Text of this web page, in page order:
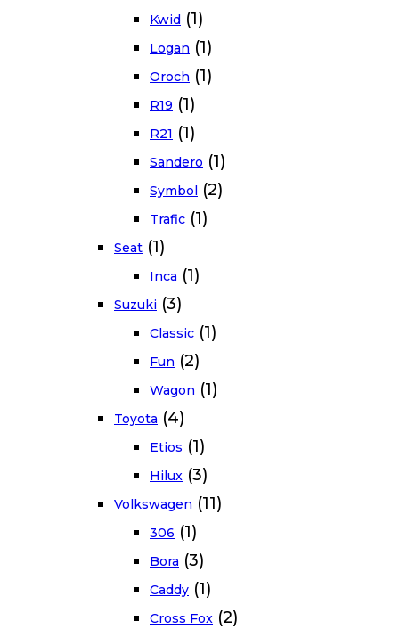
Kwid (1)
Logan (1)
Oroch (1)
R19 (1)
R21 (1)
Sandero (1)
Symbol (2)
Trafic (1)
Seat (1)
Inca (1)
Suzuki (3)
Classic (1)
Fun (2)
Wagon (1)
Toyota (4)
Etios (1)
Hilux (3)
Volkswagen (11)
306 (1)
Bora (3)
Caddy (1)
Cross Fox (2)